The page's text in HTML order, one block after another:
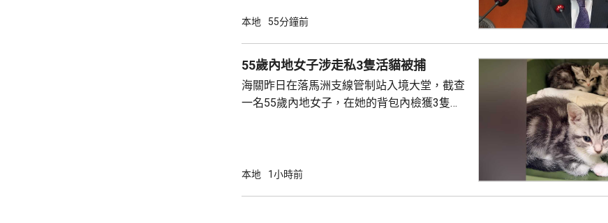
措施未普遍推行，具體適用範圍有待官方說
報準則(CRS)，機制允許稅務機構間交換境外
投資信息，旨在打擊逃稅及避稅行為。近期由
於內地部分區域開始實際執行相...
本地 55分鐘前
55歲內地女子涉走私3隻活貓被捕
海關昨日在落馬洲支線管制站入境大堂，截查
一名55歲內地女子，在她的背包內檢獲3隻懷
本地 1小時前